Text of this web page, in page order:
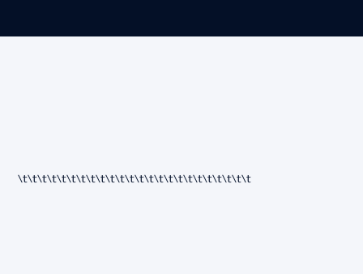
\t\t\t\t\t\t\t\t\t\t\t\t\t\t\t\t\t\t\t\t\t\t\t\t